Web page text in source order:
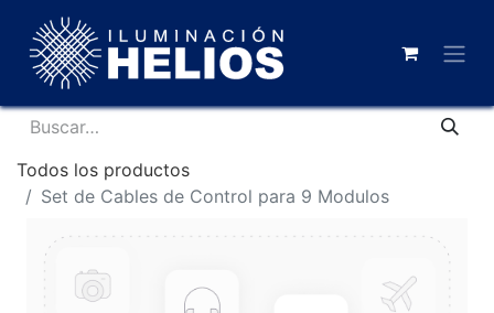
Todos los productos
Set de Cables de Control para 9 Modulos